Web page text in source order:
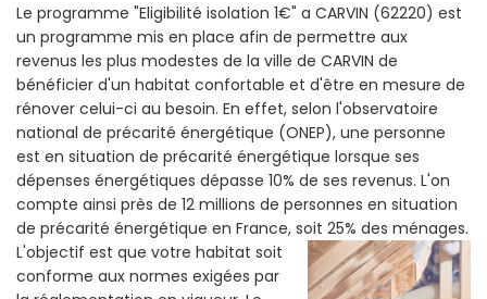
Le programme "Eligibilité isolation 1€" a CARVIN (62220) est
un programme mis en place afin de permettre aux
revenus les plus modestes de la ville de CARVIN de
bénéficier d'un habitat confortable et d'être en mesure de
rénover celui-ci au besoin. En effet, selon l'observatoire
national de précarité énergétique (ONEP), une personne
est en situation de précarité énergétique lorsque ses
dépenses énergétiques dépasse 10% de ses revenus. L'on
compte ainsi près de 12 millions de personnes en situation
de précarité énergétique en France, soit 25% des ménages.
L'objectif est que votre habitat soit
conforme aux normes exigées par